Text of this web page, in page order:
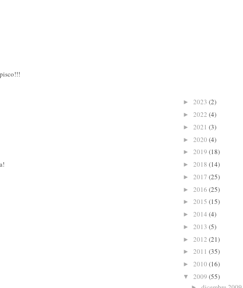
► 2023 (2)
► 2022 (4)
► 2021 (3)
► 2020 (4)
► 2019 (18)
► 2018 (14)
► 2017 (25)
► 2016 (25)
► 2015 (15)
► 2014 (4)
► 2013 (5)
► 2012 (21)
► 2011 (35)
► 2010 (16)
▼ 2009 (55)